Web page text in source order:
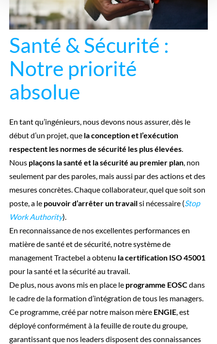
Santé & Sécurité :
Notre priorité
absolue
En tant qu’ingénieurs, nous devons nous assurer, dès le
début d’un projet, que la conception et l’exécution
respectent les normes de sécurité les plus élevées.
Nous plaçons la santé et la sécurité au premier plan, non
seulement par des paroles, mais aussi par des actions et des
mesures concrètes. Chaque collaborateur, quel que soit son
poste, a le pouvoir d’arrêter un travailsi nécessaire (Stop
Work Authority).
En reconnaissance de nos excellentes performances en
matière de santé et de sécurité, notre système de
management Tractebel a obtenu la certification ISO 45001
pour la santé et la sécurité au travail.
De plus, nous avons mis en place le programme EOSCdans
le cadre de la formation d’intégration de tous les managers.
Ce programme, créé par notre maison mère ENGIE, est
déployé conformément à la feuille de route du groupe,
garantissant que nos leaders disposent des connaissances